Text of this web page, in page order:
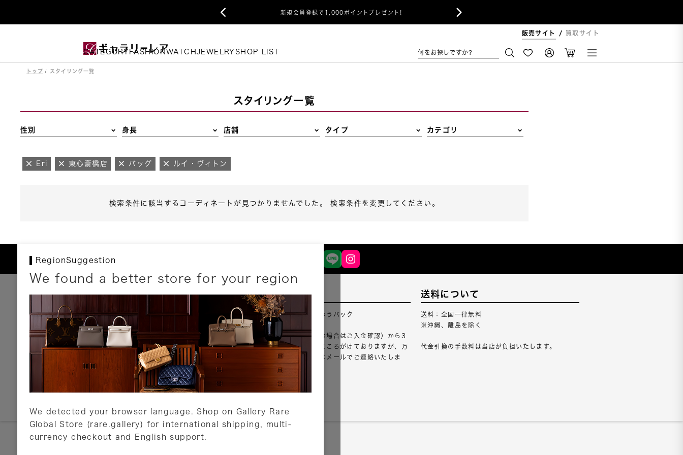
新規会員登録で1,000ポイントプレゼント!
 
販売サイト 買取サイト
CATEGORY FASHIONWATCHJEWELRY SHOP LIST 何をお探しですか?
トップ スタイリング一覧
スタイリング一覧
性別 身長 店舗 タイプ カテゴリ
Eri 東心斎橋店 バッグ ルイ・ヴィトン
検索条件に該当するコーディネートが見つかりませんでした。 検索条件を変更してください。
RegionSuggestion
We found a better store for your region
We detected your browser language. Shop on Gallery Rare
Global Store (rare.gallery) for international shipping, multi-
currency checkout and English support.
お支払いについて
以下のお支払方法が利用可能です。
クレジットカード
ショッピングローン
銀行振込・郵便振替
代金引換
Amazon Pay
PayPay
店頭支払い
詳しくはこちら
配送について
配送業者：佐川急便・ゆうパック
ご注文確認（銀行振込の場合はご入金確認）から3
営業日以内のご出荷をこころがけておりますが、万
が一出荷が遅れる場合はメールでご連絡いたしま
詳しくはこちら
送料について
送料：全国一律無料
※沖縄、離島を除く
代金引換の手数料は当店が負担いたします。